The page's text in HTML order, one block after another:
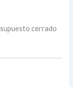
cerrado